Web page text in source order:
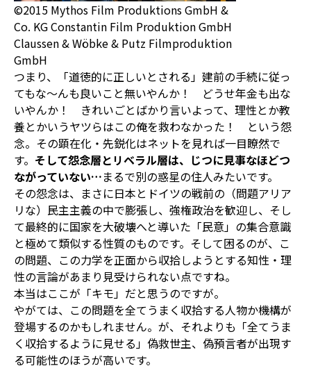
©2015 Mythos Film Produktions GmbH &
Co. KG Constantin Film Produktion GmbH
Claussen & Wöbke & Putz Filmproduktion
GmbH
つまり、「道徳的に正しいとされる」建前の手続に従っ
てもな～んも良いこと無いやんか！ どうせ年金も出な
いやんか！ きれいごとばかり言いよって、理性とか教
養とかいうヤツらはこの俺を救わなかった！ という怨
念。その顕在化・先鋭化はネットを見れば一目瞭然で
す。 そして怨念層とリベラル層は、じつに見事なほどつ
ながっていない…まるで別の惑星の住人みたいです。
その怨念は、まさに日本とドイツの戦前の（問題アリア
リな）民主主義の中で膨張し、強権政治を歓迎し、そし
て最終的に国家を大破壊へと導いた「民意」の集合意識
と極めて類似する性質のものです。そして困るのが、こ
の問題、この力学を正面から収拾しようとする知性・理
性の言論があまり見受けられない点ですね。
本当はここが「キモ」だと思うのですが。
やがては、この問題を全てうまく収拾する人物か機構が
登場するのかもしれません。が、それよりも「全てうま
く収拾するように見せる」偽救世主、偽預言者が出現す
る可能性のほうが高いです。